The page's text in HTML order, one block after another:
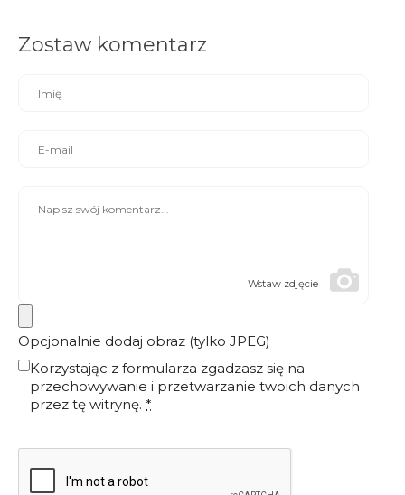
Zostaw komentarz
Wstaw zdjęcie
Opcjonalnie dodaj obraz (tylko JPEG)
Korzystając z formularza zgadzasz się na
przechowywanie i przetwarzanie twoich danych
przez tę witrynę. *